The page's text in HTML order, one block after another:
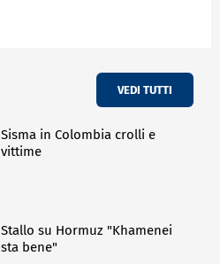
VEDI TUTTI
Sisma in Colombia crolli e
vittime
Stallo su Hormuz "Khamenei
sta bene"